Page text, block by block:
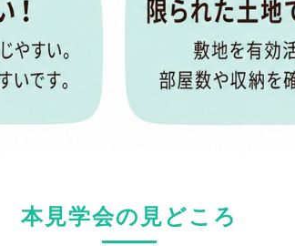
本見学会の見どころ